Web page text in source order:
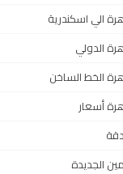
الي اسكندرية
الدولي
الخط الساخن
أسعار
الجديدة